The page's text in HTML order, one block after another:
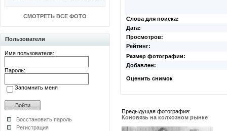
СМОТРЕТЬ ВСЕ ФОТО
Пользователи
Имя пользователя:
Пароль:
Запомнить меня
Восстановить пароль
Регистрация
Слова для поиска:
Дата:
Просмотров:
Рейтинг:
Размер фотографии:
Добавлен:
Оценить снимок
Предыдущая фотография:
Коновязь на колхозном рынке